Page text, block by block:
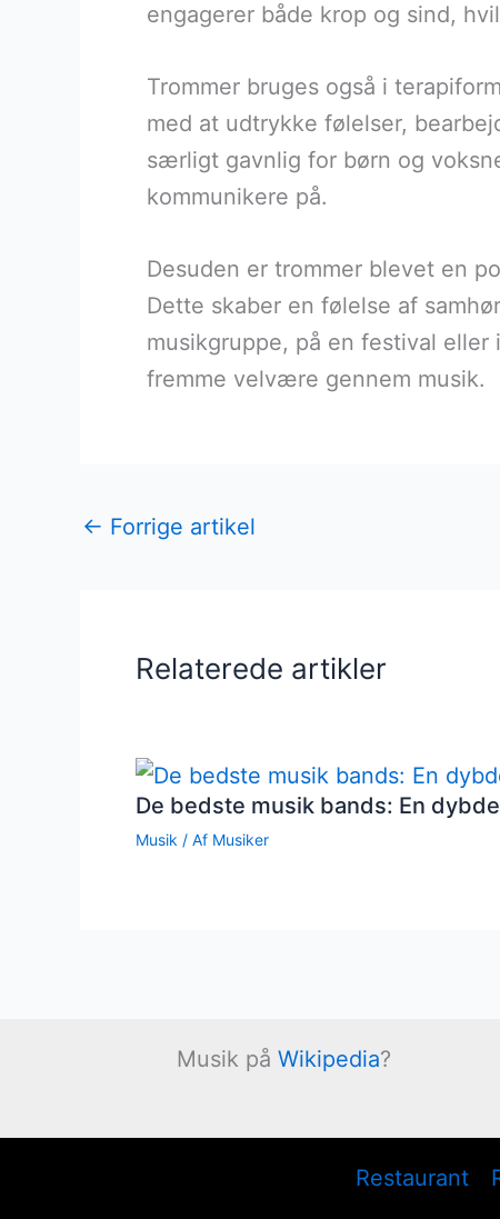
engagerer både krop og sind,
Trommer bruges også i
med at udtrykke følelser,
særligt gavnlig for børn og
kommunikere på.
Desuden er trommer blevet en
Dette skaber en følelse af
musikgruppe, på en festival
fremme velvære gennem musik.
← Forrige artikel
Relaterede artikler
De bedste musik bands: En
Musik / Af Musiker
Musik på Wikipedia?
Restaurant